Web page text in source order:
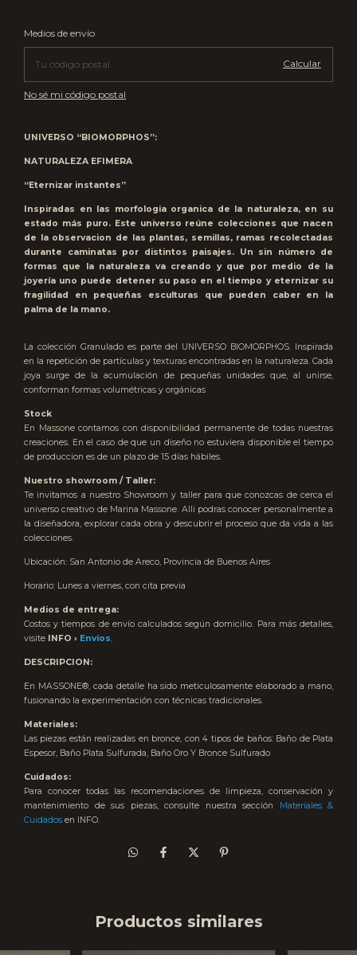
Entregas para el CP:
Medios de envío
Calcular
No sé mi código postal
UNIVERSO “BIOMORPHOS”:
NATURALEZA EFIMERA
“Eternizar instantes”
Inspiradas en las morfologia organica de la naturaleza, en su
estado más puro. Este universo reúne colecciones que nacen
de la observacion de las plantas, semillas, ramas recolectadas
durante caminatas por distintos paisajes. Un sin número de
formas que la naturaleza va creando y que por medio de la
joyería uno puede detener su paso en el tiempo y eternizar su
fragilidad en pequeñas esculturas que pueden caber en la
palma de la mano.
La colección Granulado es parte del UNIVERSO BIOMORPHOS. Inspirada
en la repetición de partículas y texturas encontradas en la naturaleza. Cada
joya surge de la acumulación de pequeñas unidades que, al unirse,
conforman formas volumétricas y orgánicas
Stock
En Massone contamos con disponibilidad permanente de todas nuestras
creaciones. En el caso de que un diseño no estuviera disponible el tiempo
de produccion es de un plazo de 15 días hábiles.
Nuestro showroom / Taller:
Te invitamos a nuestro Showroom y taller para que conozcas de cerca el
universo creativo de Marina Massone. Alli podras conocer personalmente a
la diseñadora, explorar cada obra y descubrir el proceso que da vida a las
colecciones.
Ubicación: San Antonio de Areco, Provincia de Buenos Aires
Horario: Lunes a viernes, con cita previa
Medios de entrega:
Costos y tiempos de envío calculados según domicilio. Para más detalles,
visite INFO › Envíos.
DESCRIPCION:
En MASSONE®, cada detalle ha sido meticulosamente elaborado a mano,
fusionando la experimentación con técnicas tradicionales.
Materiales:
Las piezas están realizadas en bronce, con 4 tipos de baños: Baño de Plata
Espesor, Baño Plata Sulfurada, Baño Oro Y Bronce Sulfurado
Cuidados:
Para conocer todas las recomendaciones de limpieza, conservación y
mantenimiento de sus piezas, consulte nuestra sección
Materiales &
Cuidados en INFO.
Productos similares